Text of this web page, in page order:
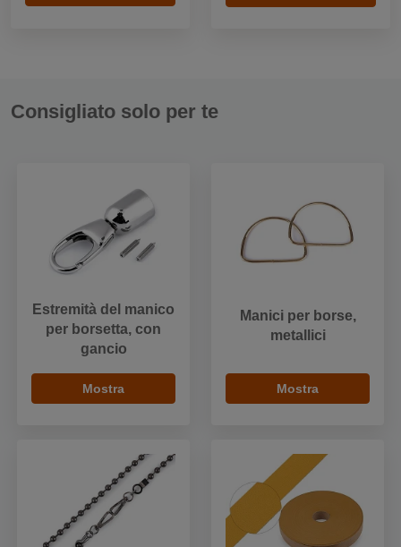
Consigliato solo per te
Estremità del manico
per borsetta, con
gancio
Mostra
Manici per borse,
metallici
Mostra